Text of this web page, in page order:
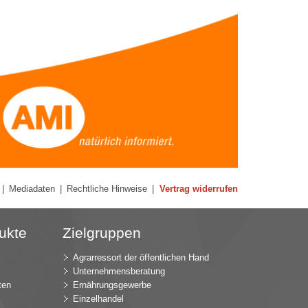
Mediadaten Rechtliche Hinweise Vertrag widerrufen
Zielgruppen
Agrarressort der öffentlichen Hand
Unternehmensberatung
Ernährungsgewerbe
Einzelhandel